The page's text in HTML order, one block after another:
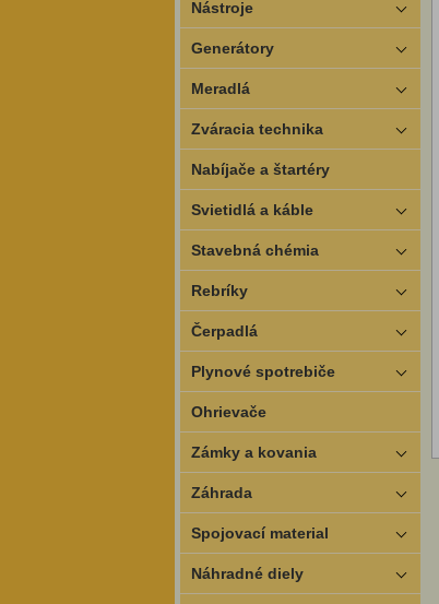
Nástroje
Generátory
Meradlá
Zváracia technika
Nabíjače a štartéry
Svietidlá a káble
Stavebná chémia
Rebríky
Čerpadlá
Plynové spotrebiče
Ohrievače
Zámky a kovania
Záhrada
Spojovací material
Náhradné diely